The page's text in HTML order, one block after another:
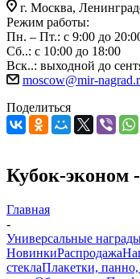
г. Москва,
Режим работы:
Пн. – Пт.: с 9:00 до
Сб..: с 10:00 до 18:00
Вск..: выходной до
moscow@mir-
Поделиться
Кубок-эконом
Главная
-
Универсальные
НовинкиРаспродажа
стеклаПлакетки, панно,